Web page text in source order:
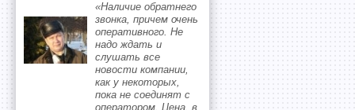
«Наличие обратнего
звонка, причем очень
оперативного. Не
надо ждать и
слушать все
новости компании,
как у некоторых,
пока не соединят с
оператором. Цена, в